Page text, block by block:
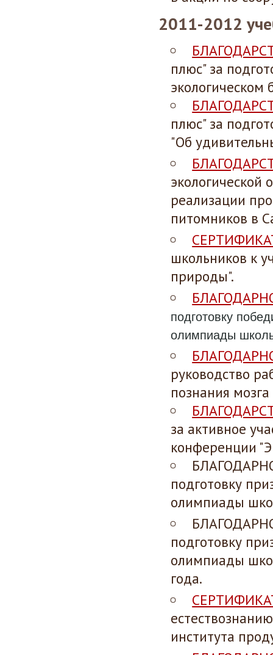
2011-2012
плюс" за
экологическом
плюс" за
"Об
экологической
реализации
питомников в
школьников к
природы".
подготовку
олимпиады
руководство
познания
за активное
конференции
подготовку
олимпиады
подготовку
олимпиады
года.
института